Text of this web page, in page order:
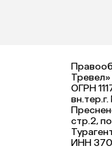
ОГРН
стр.2,
ИНН